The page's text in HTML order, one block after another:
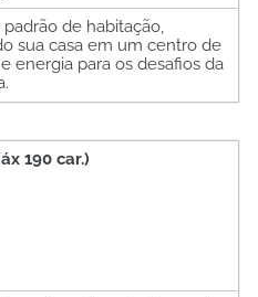
de habitação,
sua casa em um centro de
energia para os desafios da
190 car.)